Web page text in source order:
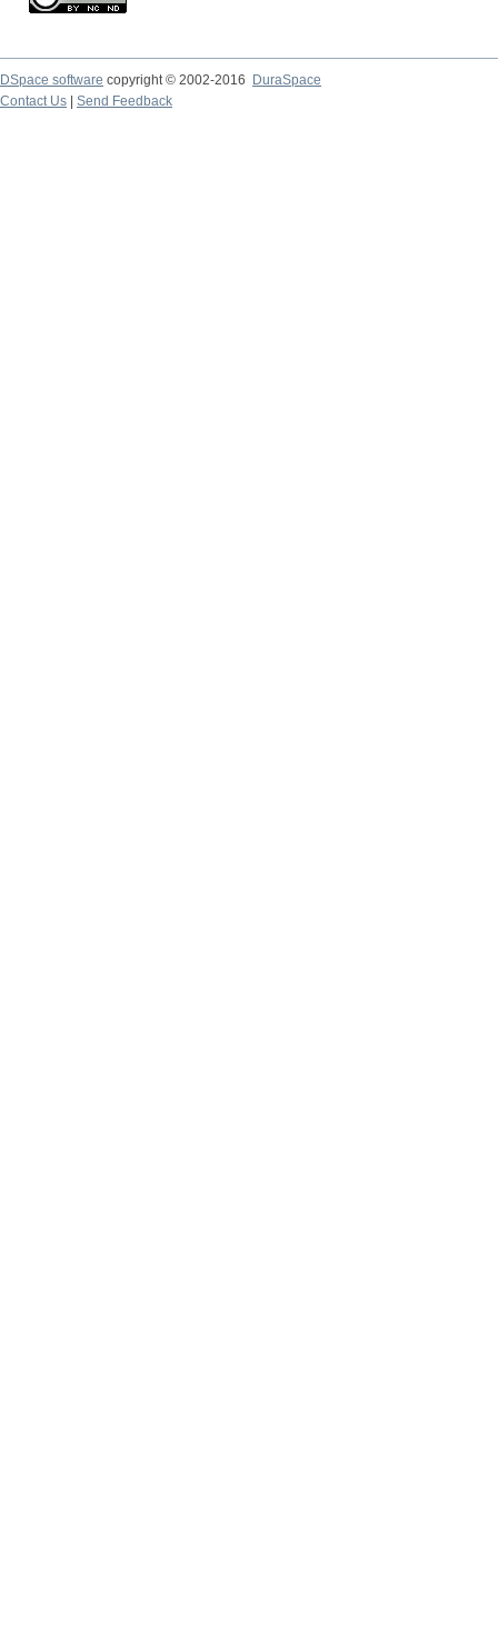
DSpace software copyright © 2002-2016
DuraSpace
Contact Us
Send Feedback